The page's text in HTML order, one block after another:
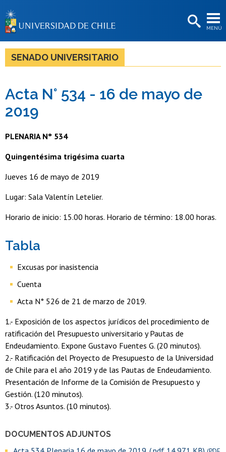
MENÚ
BIBLIOTECAS
LA UNIVERSIDAD
Estudiantes
Egresadas/os
SENADO UNIVERSITARIO
Acta N° 534 - 16 de mayo de
2019
DOCUMENTOS ADJUNTOS
PLENARIA N° 534
Quingentésima trigésima cuarta
Jueves 16 de mayo de 2019
Lugar: Sala Valentín Letelier.
Horario de inicio: 15.00 horas. Horario de término: 18.00 horas.
Tabla
Excusas por inasistencia
Cuenta
Acta N° 526 de 21 de marzo de 2019.
1.- Exposición de los aspectos jurídicos del procedimiento de
ratificación del Presupuesto universitario y Pautas de
Endeudamiento. Expone Gustavo Fuentes G. (20 minutos).
2.- Ratificación del Proyecto de Presupuesto de la Universidad
de Chile para el año 2019 y de las Pautas de Endeudamiento.
Presentación de Informe de la Comisión de Presupuesto y
Gestión. (120 minutos).
3.- Otros Asuntos. (10 minutos).